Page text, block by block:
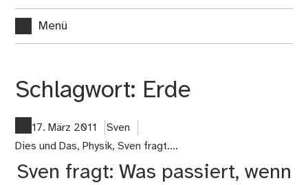
Menü
Schlagwort: Erde
17. März 2011
Sven
Dies und Das, Physik,Sven fragt....
Sven fragt: Was passiert, wenn